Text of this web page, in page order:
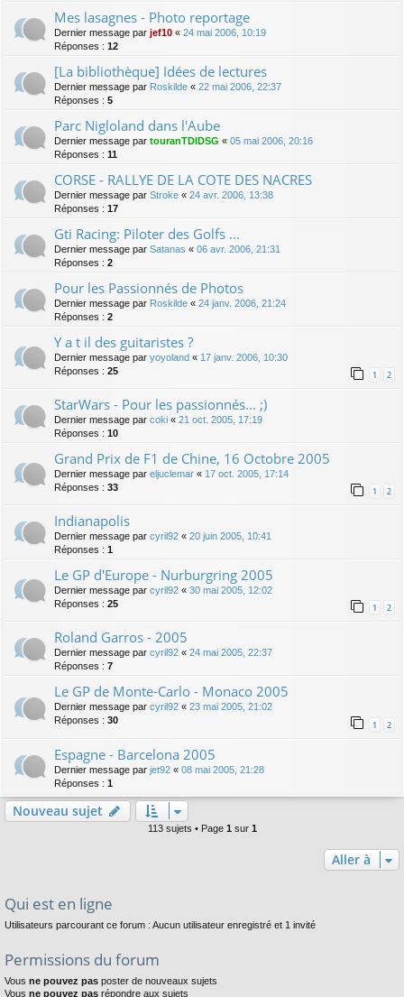
Mes lasagnes - Photo reportage
Dernier message par jef10 « 24 mai 2006, 10:19
Réponses : 12
[La bibliothèque] Idées de lectures
Dernier message par Roskilde « 22 mai 2006, 22:37
Réponses : 5
Parc Nigloland dans l'Aube
Dernier message par touranTDIDSG « 05 mai 2006, 20:16
Réponses : 11
CORSE - RALLYE DE LA COTE DES NACRES
Dernier message par Stroke « 24 avr. 2006, 13:38
Réponses : 17
Gti Racing: Piloter des Golfs ...
Dernier message par Satanas « 06 avr. 2006, 21:31
Réponses : 2
Pour les Passionnés de Photos
Dernier message par Roskilde « 24 janv. 2006, 21:24
Réponses : 2
Y a t il des guitaristes ?
Dernier message par yoyoland « 17 janv. 2006, 10:30
Réponses : 25 1 2
StarWars - Pour les passionnés... ;)
Dernier message par coki « 21 oct. 2005, 17:19
Réponses : 10
Grand Prix de F1 de Chine, 16 Octobre 2005
Dernier message par eljuclemar « 17 oct. 2005, 17:14
Réponses : 33 1 2
Indianapolis
Dernier message par cyril92 « 20 juin 2005, 10:41
Réponses : 1
Le GP d'Europe - Nurburgring 2005
Dernier message par cyril92 « 30 mai 2005, 12:02
Réponses : 25 1 2
Roland Garros - 2005
Dernier message par cyril92 « 24 mai 2005, 22:37
Réponses : 7
Le GP de Monte-Carlo - Monaco 2005
Dernier message par cyril92 « 23 mai 2005, 21:02
Réponses : 30 1 2
Espagne - Barcelona 2005
Dernier message par jet92 « 08 mai 2005, 21:28
Réponses : 1
Nouveau sujet
113 sujets • Page 1 sur 1
Aller à
Qui est en ligne
Utilisateurs parcourant ce forum : Aucun utilisateur enregistré et 1 invité
Permissions du forum
Vous ne pouvez pas poster de nouveaux sujets
Vous ne pouvez pas répondre aux sujets